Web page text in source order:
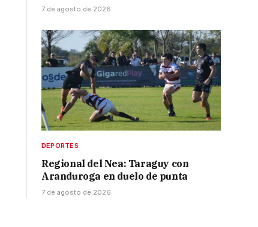
7 de agosto de 2026
DEPORTES
Regional del Nea: Taraguy con
Aranduroga en duelo de punta
7 de agosto de 2026